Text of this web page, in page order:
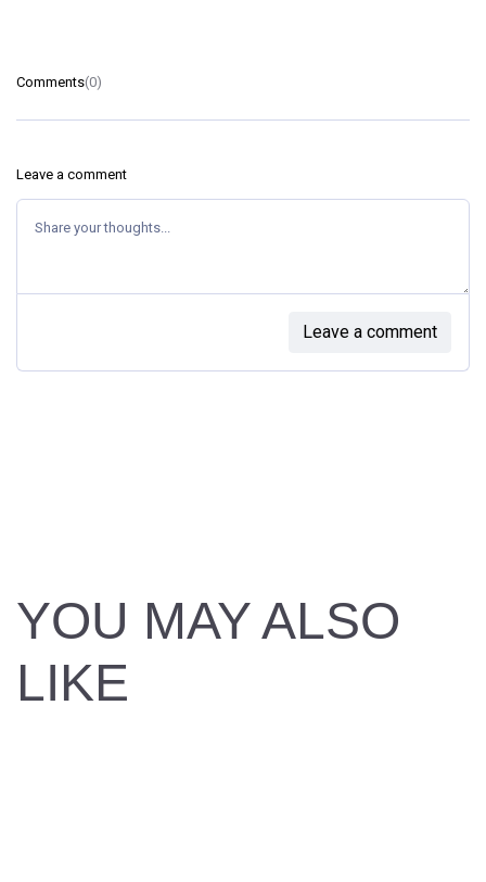
Comments(0)
Leave a comment
Leave a comment
YOU MAY ALSO
LIKE